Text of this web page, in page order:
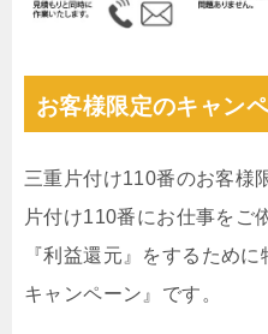
お客様限定のキャン
三重片付け110番のお客様
片付け110番にお仕事をご
『利益還元』をするため
キャンペーン』です。